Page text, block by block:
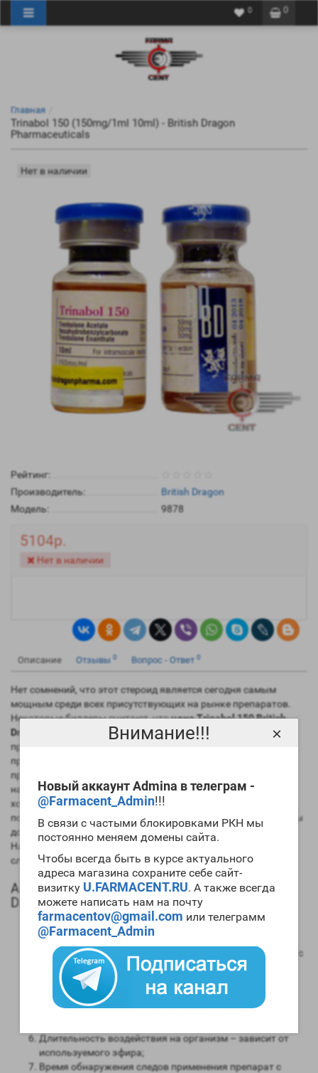
Внимание!!!
Новый аккаунт Admina в телеграм -
@Farmacent_Admin!!!
В связи с частыми блокировками РКН мы
постоянно меняем домены сайта.
Чтобы всегда быть в курсе актуального
адреса магазина сохраните себе сайт-
визитку U.FARMACENT.RU. А также всегда
можете написать нам на почту
farmacentov@gmail.com или телеграмм
@Farmacent_Admin
×
0
0
Главная
Trinabol 150 (150mg/1ml 10ml) - British Dragon
Pharmaceuticals
Нет в наличии
Рейтинг:
Производитель:
British Dragon
Модель:
9878
5104р.
Нет в наличии
Описание Отзывы 0 Вопрос - Ответ 0
Нет сомнений, что этот стероид является сегодня самым
мощным среди всех присутствующих на рынке препаратов.
Некоторые билдеры считают, чтоцена Trinabol 150 British
Dragon
завышена, но после первого же правильно
проведенного цикла препарата мнение меняется на
противоположное. Сегодня спортивная фармакологическая
промышленность выпускает три эфира этого препарат, а
наиболее популярными являются ацетат и энантат. Если вы
хотите набирать большое количество
попробуйте
купить Trinabol 150 British Dragon. Но при этом вы
должны уже иметь значительный «химический» стаж.
Начинающим билдерам этот препарат использовать не
следует.
Анаболический профиль Trinabol 150 British
Dragon
Анаболическая активность – 400 процентов в
сравнении мужским гормоном;
Андрогенная активность – 200 процентов в сравнении с
мужским гормоном;
Способность конвертироваться в женские гормоны
(ароматизация) – нет;
Степень нагрузки на печень – отсутствует;
Длительность воздействия на организм – зависит от
используемого эфира;
Время обнаружения следов применения препарат с